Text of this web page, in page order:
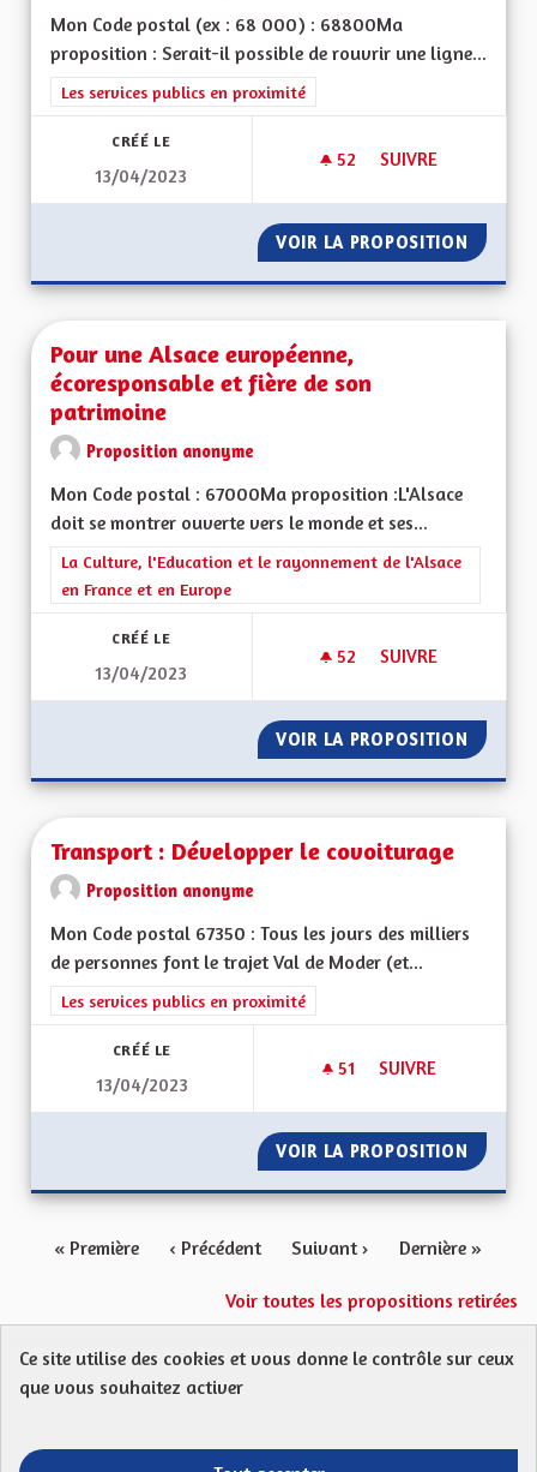
Mon Code postal (ex : 68 000) : 68800Ma
proposition : Serait-il possible de rouvrir une ligne...
Filtrer les résultats de la catégorie : Les services publics en
Les services publics en proximité
CRÉÉ LE
13/04/2023
52 52 ABONNÉS
SUIVRE
VOIR LA PROPOSITION LIGNE
Pour une Alsace européenne,
écoresponsable et fière de son
patrimoine
Proposition anonyme
Mon Code postal : 67000Ma proposition :L'Alsace
doit se montrer ouverte vers le monde et ses...
Filtrer les résultats de la catégorie : La Culture, l'Education et
La Culture, l'Education et le rayonnement de l'Alsace
en France et en Europe
CRÉÉ LE
13/04/2023
52 52 ABONNÉS
SUIVRE
VOIR LA PROPOSITION POUR
Transport : Développer le covoiturage
Proposition anonyme
Mon Code postal 67350 : Tous les jours des milliers
de personnes font le trajet Val de Moder (et...
Filtrer les résultats de la catégorie : Les services publics en
Les services publics en proximité
CRÉÉ LE
13/04/2023
51 51 ABONNÉS
SUIVRE
VOIR LA PROPOSITION
« Première ‹ Précédent Suivant › Dernière »
Voir toutes les propositions retirées
Protection des Données
Ce site utilise des cookies et vous donne le contrôle sur ceux
que vous souhaitez activer